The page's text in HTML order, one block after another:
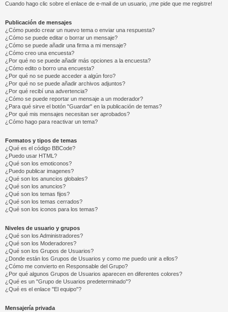
Cuando hago clic sobre el enlace de e-mail de un usuario, ¡me pide que me registre!
Publicación de mensajes
¿Cómo puedo crear un nuevo tema o enviar una respuesta?
¿Cómo se puede editar o borrar un mensaje?
¿Cómo se puede añadir una firma a mi mensaje?
¿Cómo creo una encuesta?
¿Por qué no se puede añadir más opciones a la encuesta?
¿Cómo edito o borro una encuesta?
¿Por qué no se puede acceder a algún foro?
¿Por qué no se puede añadir archivos adjuntos?
¿Por qué recibí una advertencia?
¿Cómo se puede reportar un mensaje a un moderador?
¿Para qué sirve el botón "Guardar" en la publicación de temas?
¿Por qué mis mensajes necesitan ser aprobados?
¿Cómo hago para reactivar un tema?
Formatos y tipos de temas
¿Qué es el código BBCode?
¿Puedo usar HTML?
¿Qué son los emoticonos?
¿Puedo publicar imagenes?
¿Qué son los anuncios globales?
¿Qué son los anuncios?
¿Qué son los temas fijos?
¿Qué son los temas cerrados?
¿Qué son los iconos para los temas?
Niveles de usuario y grupos
¿Qué son los Administradores?
¿Qué son los Moderadores?
¿Qué son los Grupos de Usuarios?
¿Donde están los Grupos de Usuarios y como me puedo unir a ellos?
¿Cómo me convierto en Responsable del Grupo?
¿Por qué algunos Grupos de Usuarios aparecen en diferentes colores?
¿Qué es un "Grupo de Usuarios predeterminado"?
¿Qué es el enlace "El equipo"?
Mensajería privada